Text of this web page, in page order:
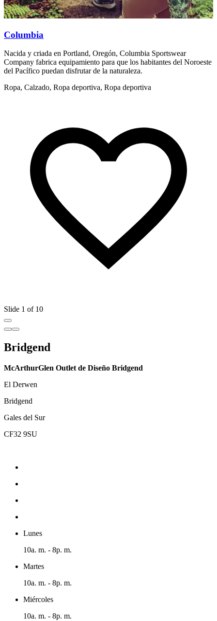
Columbia
Nacida y criada en Portland, Oregón, Columbia Sportswear
Company fabrica equipamiento para que los habitantes del Noroeste
del Pacífico puedan disfrutar de la naturaleza.
Ropa, Calzado, Ropa deportiva, Ropa deportiva
Slide 1 of 10
Bridgend
McArthurGlen Outlet de Diseño Bridgend
El Derwen
Bridgend
Gales del Sur
CF32 9SU
Lunes
10a. m. - 8p. m.
Martes
10a. m. - 8p. m.
Miércoles
10a. m. - 8p. m.